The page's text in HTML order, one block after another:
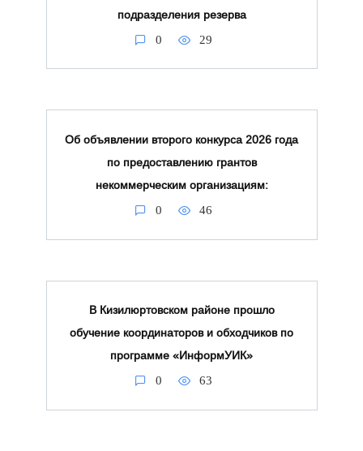
подразделения резерва
0 29
Об объявлении второго конкурса 2026 года
по предоставлению грантов
некоммерческим организациям:
0 46
В Кизилюртовском районе прошло
обучение координаторов и обходчиков по
программе «ИнформУИК»
0 63